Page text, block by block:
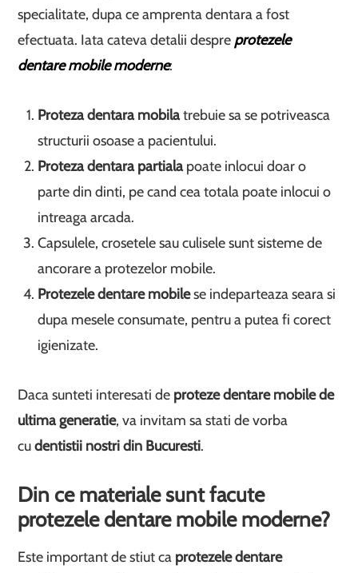
specialitate, dupa ce amprenta dentara a fost
efectuata. Iata cateva detalii despre protezele
dentare mobile moderne:
Proteza dentara mobilatrebuie sa se potriveasca
structurii osoase a pacientului.
Proteza dentara partialapoate inlocui doar o
parte din dinti, pe cand cea totala poate inlocui o
intreaga arcada.
Capsulele, crosetele sau culisele sunt sisteme de
ancorare a protezelor mobile.
Protezele dentare mobilese indeparteaza seara si
dupa mesele consumate, pentru a putea fi corect
igienizate.
Daca sunteti interesati de proteze dentare mobile de
ultima generatie, va invitam sa stati de vorba
cudentistii nostri din Bucuresti.
Din ce materiale sunt facute
protezele dentare mobile moderne?
Este important de stiut ca protezele dentare